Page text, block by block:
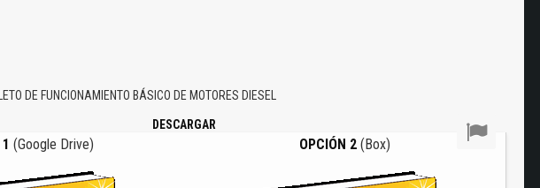
DE FUNCIONAMIENTO BÁSICO DE MOTORES DIESEL
DESCARGAR
(Google Drive) OPCIÓN 2(Box)